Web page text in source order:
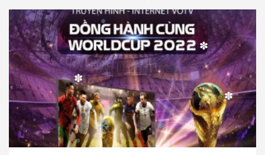
✽
✽
✽
✽